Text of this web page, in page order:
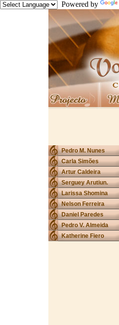
Powered by
Pedro M. Nunes
Carla Simões
Artur Caldeira
Serguey Arutiun.
Larissa Shomina
Nelson Ferreira
Daniel Paredes
Pedro V. Almeida
Katherine Fiero